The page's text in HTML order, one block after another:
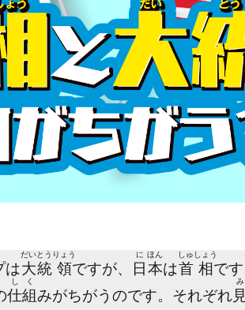
は大
だい
統
とう
領
りょう
ですが、 日
に
本
ほん
は首
しゅ
相
しょう
です
仕
し
組
く
みがちがうのです。それぞれ
み